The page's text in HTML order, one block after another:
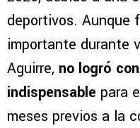
deportivos. Aunque
importante durante
Aguirre, no logró
indispensable para
meses previos a la